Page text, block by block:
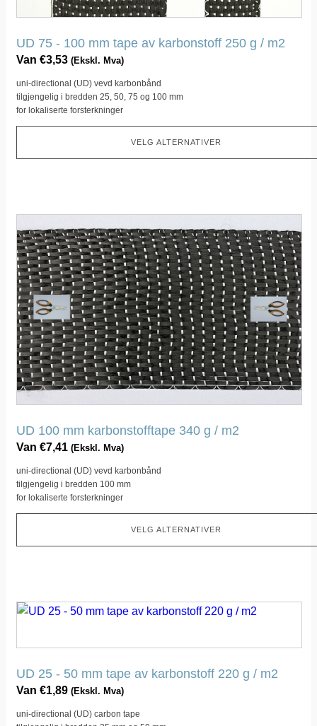
UD 75 - 100 mm tape av karbonstoff 250 g / m2
Van €3,53 (Ekskl. Mva)
uni-directional (UD) vevd karbonbånd
tilgjengelig i bredden 25, 50, 75 og 100 mm
for lokaliserte forsterkninger
VELG ALTERNATIVER
produktsiden
UD 100 mm karbonstofftape 340 g / m2
Van €7,41 (Ekskl. Mva)
uni-directional (UD) vevd karbonbånd
tilgjengelig i bredden 100 mm
for lokaliserte forsterkninger
VELG ALTERNATIVER
produktet
har
flere
varianter.
Dette
alternativet
kan
velges
på
produktsiden
UD 25 - 50 mm tape av karbonstoff 220 g / m2
Van €1,89 (Ekskl. Mva)
uni-directional (UD) carbon tape
Dette
har
varianter.
Dette
alternativet